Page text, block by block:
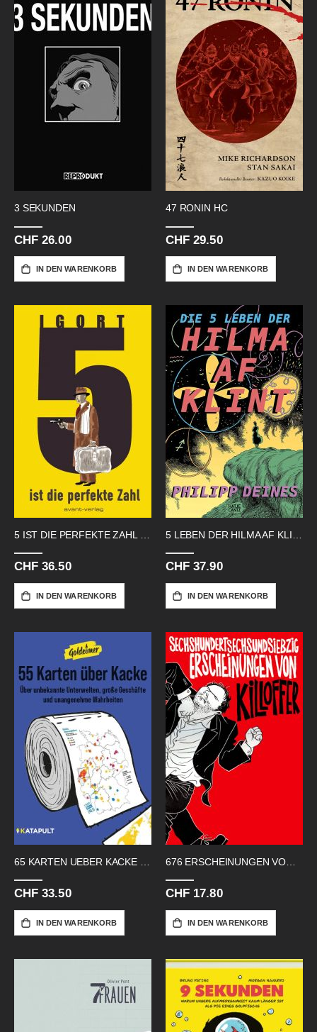
3 SEKUNDEN
CHF 26.00
IN DEN WARENKORB
47 RONIN HC
CHF 29.50
IN DEN WARENKORB
CHF 36.50
IN DEN WARENKORB
CHF 37.90
IN DEN WARENKORB
CHF 33.50
IN DEN WARENKORB
CHF 17.80
IN DEN WARENKORB